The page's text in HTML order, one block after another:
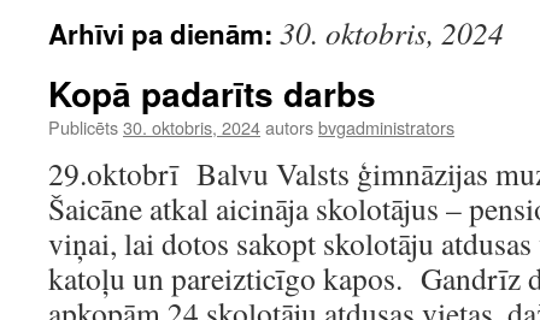
Arhīvi pa dienām: 30. oktobris, 2024
Kopā padarīts darbs
Publicēts30. oktobris, 2024autorsbvgadministrators
29.oktobrī Balvu Valsts ģimnāzijas
Šaicāne atkal aicināja skolotājus –
viņai, lai dotos sakopt skolotāju
katoļu un pareizticīgo kapos. Gandrīz